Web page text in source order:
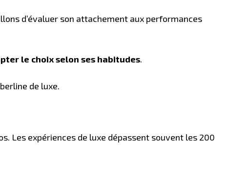
d’évaluer son attachement aux performances
le choix selon ses habitudes.
berline de luxe.
Les expériences de luxe dépassent souvent les 200